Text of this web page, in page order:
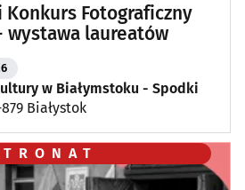
Fotograficzny
wystawa laureatów
w Białymstoku - Spodki
Białystok